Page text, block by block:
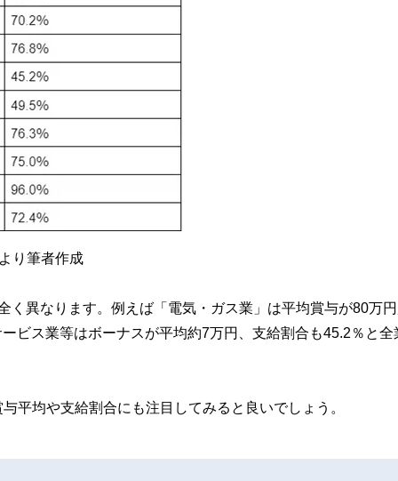
り筆者作成
異なります。例えば「電気・ガス業」は平均賞与が80万円
ビス業等はボーナスが平均約7万円、支給割合も45.2％と全
平均や支給割合にも注目してみると良いでしょう。